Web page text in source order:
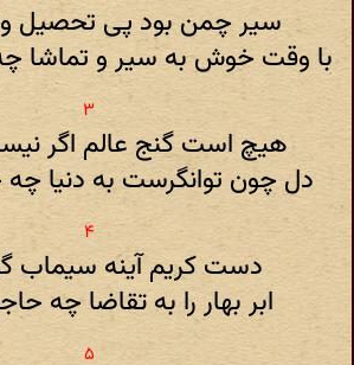
سیر چمن بود پی
با وقت خوش به سیر و تماشا
هیچ است گنج عالم اگر
دل چون توانگرست به دنیا
دست کریم آینه سیماب
ابر بهار را به تقاضا چه